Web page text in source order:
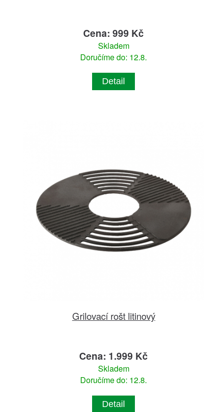
Cena: 999 Kč
Skladem
Doručíme do: 12.8.
Detail
Grilovací rošt litinový
Cena: 1.999 Kč
Skladem
Doručíme do: 12.8.
Detail